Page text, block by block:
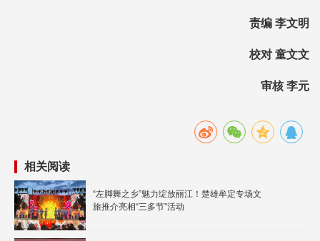
责编 李文明
校对 童文文
审核 李元
相关阅读
“左脚舞之乡”魅力绽放丽江！楚雄牟定专场文
旅推介亮相“三多节”活动